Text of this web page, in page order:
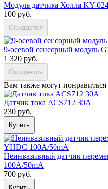
Модуль датчика Холла KY-024
100 руб.
Ожидается
9-осевой сенсорный модуль
1 320 руб.
Ожидается
Вам также могут понравиться
Датчик тока ACS712 30А
230 руб.
Купить
Неинвазивный датчик
100A/50mA
700 руб.
Купить